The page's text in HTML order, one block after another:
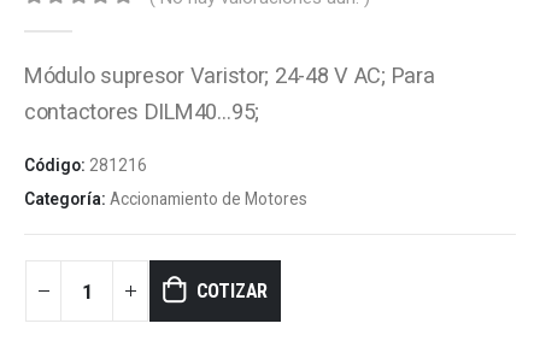
Módulo supresor Varistor; 24-48 V AC; Para
contactores DILM40…95;
Código: 281216
Categoría: Accionamiento de Motores
COTIZAR